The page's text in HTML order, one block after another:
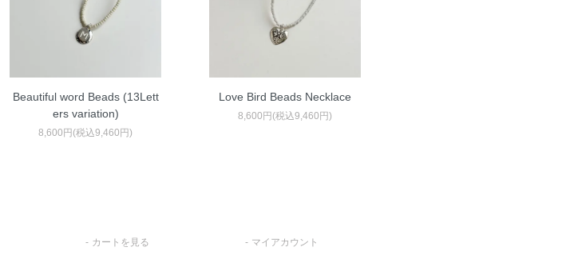
Beautiful word Beads (13Lett
ers variation)
8,600円(税込9,460円)
Love Bird Beads Necklace
8,600円(税込9,460円)
カートを見る マイアカウント